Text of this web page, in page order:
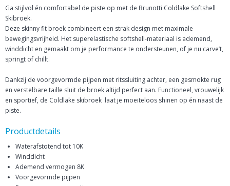
Ga stijlvol én comfortabel de piste op met de Brunotti Coldlake Softshell
Skibroek.
Deze skinny fit broek combineert een strak design met maximale
bewegingsvrijheid. Het superelastische softshell-materiaal is ademend,
winddicht en gemaakt om je performance te ondersteunen, of je nu carve’t,
springt of chillt.
Dankzij de voorgevormde pijpen met ritssluiting achter, een gesmokte rug
en verstelbare taille sluit de broek altijd perfect aan. Functioneel, vrouwelijk
en sportief, de Coldlake skibroek laat je moeiteloos shinen op én naast de
piste.
Productdetails
Waterafstotend tot 10K
Winddicht
Ademend vermogen 8K
Voorgevormde pijpen